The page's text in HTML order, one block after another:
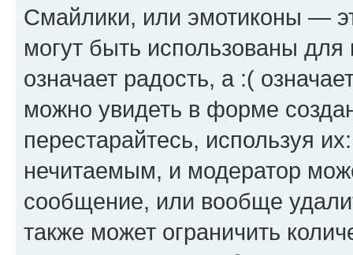
Смайлики, или эмотиконы —
могут быть использованы
означает радость, а :(
можно увидеть в форме
перестарайтесь, используя
нечитаемым, и модератор
сообщение, или вообще
также может ограничить